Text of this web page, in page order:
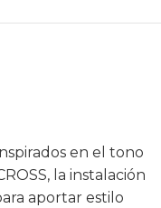
en el tono
la instalación
aportar estilo